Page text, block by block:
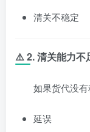
清关不稳定
⚠️ 2. 清关能力不
如果货代没
延误